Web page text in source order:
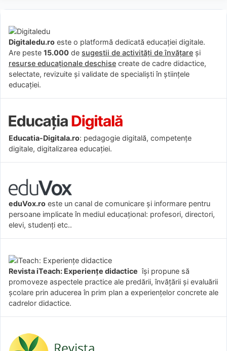
Digitaledu.ro este o platformă dedicată educației digitale.
Are peste 15.000 de sugestii de activități de învățare și
resurse educaționale deschise create de cadre didactice,
selectate, revizuite și validate de specialiști în științele
educației.
Educatia-Digitala.ro: pedagogie digitală, competențe
digitale, digitalizarea educației.
eduVox.ro este un canal de comunicare și informare pentru
persoane implicate în mediul educațional: profesori, directori,
elevi, studenți etc..
Revista iTeach: Experienţe didactice îşi propune să
promoveze aspectele practice ale predării, învăţării şi evaluării
şcolare prin aducerea în prim plan a experienţelor concrete ale
cadrelor didactice.